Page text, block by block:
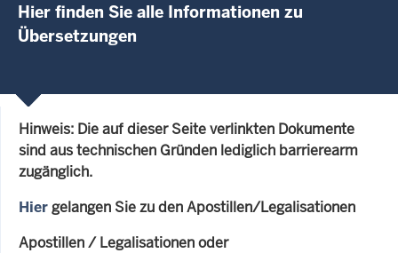
Hier finden Sie alle Informationen zu
Übersetzungen
Hinweis: Die auf dieser Seite verlinkten Dokumente
sind aus technischen Gründen lediglich barrierearm
zugänglich.
Hiergelangen Sie zu den Apostillen/Legalisationen
Apostillen / Legalisationen oder